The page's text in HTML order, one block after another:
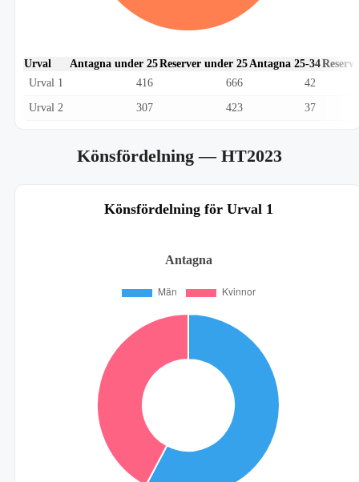
Urval Antagna under 25Reserver under 25 Antagna 25-34
Urval 1
416 666 42
Urval 2 307 423 37
Könsfördelning— HT2023
Könsfördelning för Urval 1
Antagna